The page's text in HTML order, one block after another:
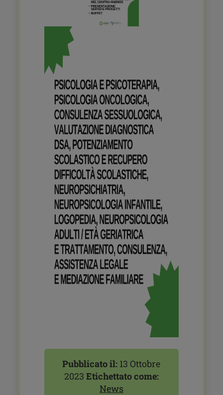
Pubblicato il: 13 Ottobre
2023 Etichettato come:
News